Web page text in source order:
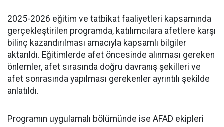
2025-2026 eğitim ve tatbikat faaliyetleri kapsamında
gerçekleştirilen programda, katılımcılara afetlere karşı
bilinç kazandırılması amacıyla kapsamlı bilgiler
aktarıldı. Eğitimlerde afet öncesinde alınması gereken
önlemler, afet sırasında doğru davranış şekilleri ve
afet sonrasında yapılması gerekenler ayrıntılı şekilde
anlatıldı.
Programın uygulamalı bölümünde ise AFAD ekipleri